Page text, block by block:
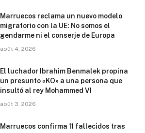
Marruecos reclama un nuevo modelo
migratorio con la UE: No somos el
gendarme ni el conserje de Europa
août 4, 2026
El luchador Ibrahim Benmalek propina
un presunto «KO» a una persona que
insultó al rey Mohammed VI
août 3, 2026
Marruecos confirma 11 fallecidos tras